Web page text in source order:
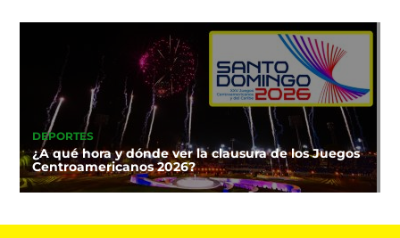
DEPORTES
¿A qué hora y dónde ver la clausura de los Juegos
Centroamericanos 2026?